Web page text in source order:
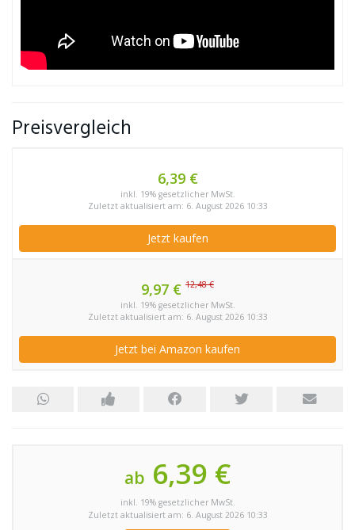
Preisvergleich
6,39 €
inkl. 19% gesetzlicher MwSt.
Zuletzt aktualisiert am: 6. August 2026 10:33
Jetzt kaufen
9,97 € 12,48 €
inkl. 19% gesetzlicher MwSt.
Zuletzt aktualisiert am: 6. August 2026 10:33
Jetzt bei Amazon kaufen
ab 6,39 €
inkl. 19% gesetzlicher MwSt.
Zuletzt aktualisiert am: 6. August 2026 10:33